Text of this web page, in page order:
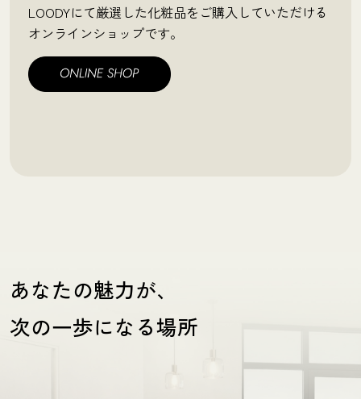
LOODYにて厳選した化粧品をご購入していただける
オンラインショップです。
あなたの魅力が、
次の一歩になる場所